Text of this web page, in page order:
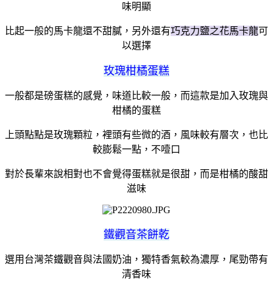
味明顯
比起一般的馬卡龍還不甜膩，另外還有巧克力鹽之花馬卡龍可
以選擇
玫瑰柑橘蛋糕
一般都是磅蛋糕的感覺，味道比較一般，而這款是加入玫瑰與
柑橘的蛋糕
上頭點點是玫瑰顆粒，裡頭有些微的酒，風味較有層次，也比
較膨鬆一點，不噎口
對於長輩來說相對也不會覺得蛋糕就是很甜，而是柑橘的酸甜
滋味
鐵觀音茶餅乾
選用台灣茶鐵觀音與法國奶油，獨特香氣較為濃厚，尾勁帶有
清香味